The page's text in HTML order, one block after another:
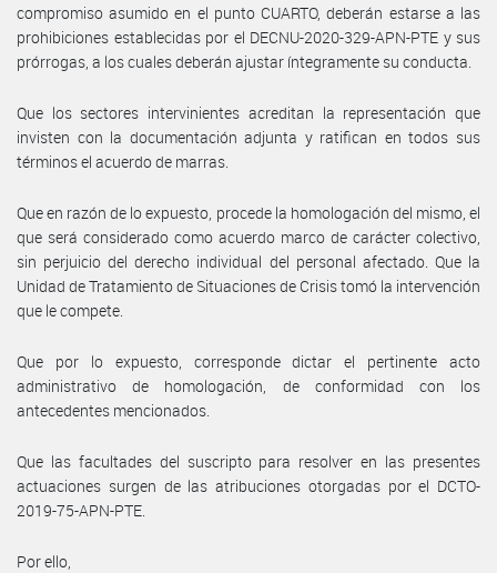
compromiso asumido en el punto CUARTO, deberán estarse a las
prohibiciones establecidas por el DECNU-2020-329-APN-PTE y sus
prórrogas, a los cuales deberán ajustar íntegramente su conducta.
Que los sectores intervinientes acreditan la representación que
invisten con la documentación adjunta y ratifican en todos sus
términos el acuerdo de marras.
Que en razón de lo expuesto, procede la homologación del mismo, el
que será considerado como acuerdo marco de carácter colectivo,
sin perjuicio del derecho individual del personal afectado. Que la
Unidad de Tratamiento de Situaciones de Crisis tomó la intervención
que le compete.
Que por lo expuesto, corresponde dictar el pertinente acto
administrativo de homologación, de conformidad con los
antecedentes mencionados.
Que las facultades del suscripto para resolver en las presentes
actuaciones surgen de las atribuciones otorgadas por el DCTO-
2019-75-APN-PTE.
Por ello,